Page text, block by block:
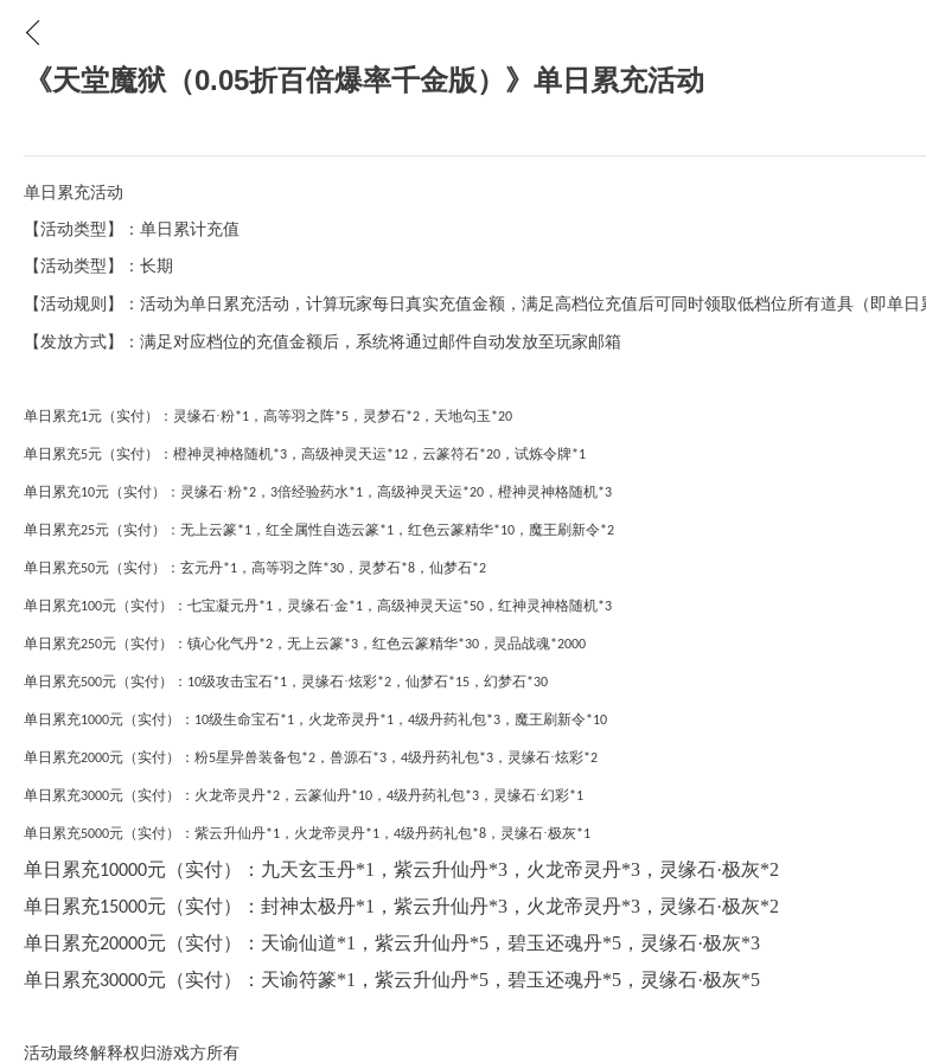
《天堂魔狱（0.05折百倍爆率千金版）》单日累充活动
单日累充活动
【活动类型】：单日累计充值
【活动类型】 ： 长期
【活动规则】： 活动为单日累充活动，计算玩家每日真实充值金额，满足高档位充值后可同时领取低档位所有道具（即单日
【发放方式】：满足对应档位的充值金额后 ， 系统将通过邮件自动发放至玩家邮箱
单日累充1元（实付）：灵缘石·粉*1 ，高等羽之阵*5 ，灵梦石*2 ，天地勾玉*20
单日累充5元（实付）：橙神灵神格随机*3 ，高级神灵天运*12 ，云篆符石*20 ，试炼令牌*1
单日累充10元（实付）：灵缘石·粉*2 ， 3倍经验药水*1 ，高级神灵天运*20 ，橙神灵神格随机*3
单日累充25元（实付）：无上云篆*1 ，红全属性自选云篆*1 ，红色云篆精华*10 ，魔王刷新令*2
单日累充50元（实付）：玄元丹*1 ，高等羽之阵*30 ，灵梦石*8 ，仙梦石*2
单日累充100元（实付）：七宝凝元丹*1 ，灵缘石·金*1 ，高级神灵天运*50 ，红神灵神格随机*3
单日累充250元（实付）：镇心化气丹*2 ，无上云篆*3 ，红色云篆精华*30 ，灵品战魂*2000
单日累充500元（实付）： 10级攻击宝石*1 ，灵缘石·炫彩*2 ，仙梦石*15 ，幻梦石*30
单日累充1000元（实付）： 10级生命宝石*1 ，火龙帝灵丹*1 ， 4级丹药礼包*3 ，魔王刷新令*10
单日累充2000元（实付）：粉5星异兽装备包*2 ，兽源石*3 ， 4级丹药礼包*3 ，灵缘石·炫彩*2
单日累充3000元（实付）：火龙帝灵丹*2 ，云篆仙丹*10 ， 4级丹药礼包*3 ，灵缘石·幻彩*1
单日累充5000元（实付）：紫云升仙丹*1 ，火龙帝灵丹*1 ， 4级丹药礼包*8 ，灵缘石·极灰*1
单日累充10000元（实付）： 九天玄玉丹*1，紫云升仙丹*3，火龙帝灵丹*3，灵缘石·极灰*2
单日累充15000元（实付）： 封神太极丹*1，紫云升仙丹*3，火龙帝灵丹*3，灵缘石·极灰*2
单日累充20000元（实付）： 天谕仙道*1，紫云升仙丹*5，碧玉还魂丹*5，灵缘石·极灰*3
单日累充30000元（实付）： 天谕符篆*1，紫云升仙丹*5，碧玉还魂丹*5，灵缘石·极灰*5
活动最终解释权归游戏方所有